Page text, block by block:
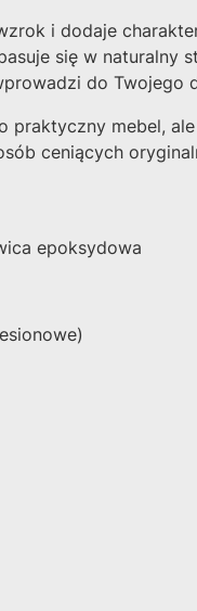
i dodaje
się w naturalny
do Twojego
mebel,
ceniących
epoksydowa